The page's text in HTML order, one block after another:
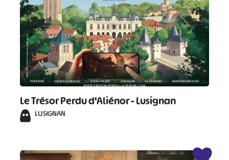
Le Trésor Perdu d'Aliénor - Lusignan
LUSIGNAN
#
#